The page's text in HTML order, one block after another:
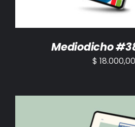
Mediodicho
$ 18.000,00